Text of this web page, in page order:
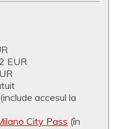
EUR
accesul la
City Pass (în